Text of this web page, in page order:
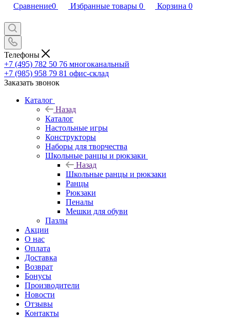
Сравнение0 Избранные товары 0 Корзина 0
Телефоны
+7 (495) 782 50 76 многоканальный
+7 (985) 958 79 81 офис-склад
Заказать звонок
Каталог
Назад
Каталог
Настольные игры
Конструкторы
Наборы для творчества
Школьные ранцы и рюкзаки
Назад
Школьные ранцы и рюкзаки
Ранцы
Рюкзаки
Пеналы
Мешки для обуви
Пазлы
Акции
О нас
Оплата
Доставка
Возврат
Бонусы
Производители
Новости
Отзывы
Контакты